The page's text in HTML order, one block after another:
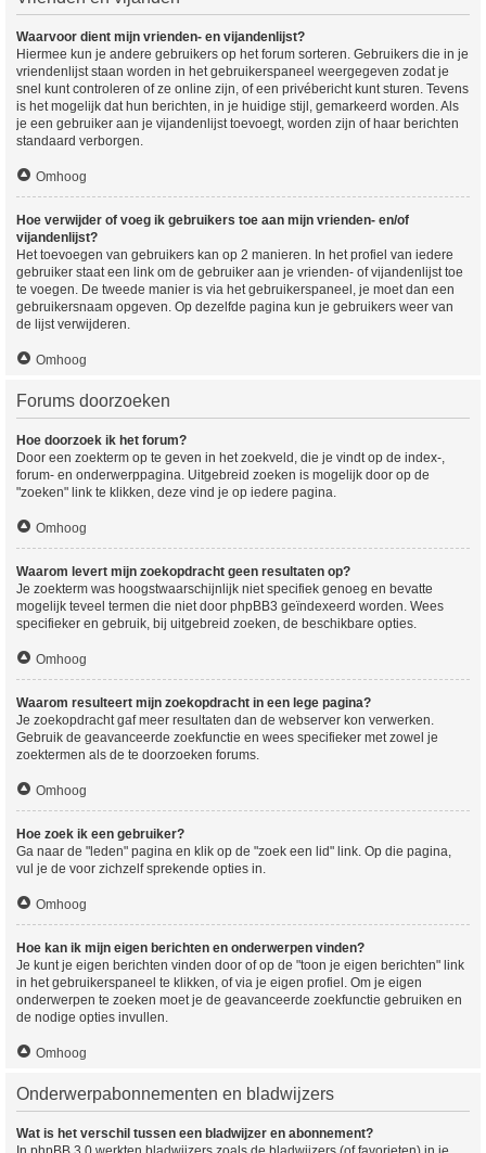
Waarvoor dient mijn vrienden- en vijandenlijst?
Hiermee kun je andere gebruikers op het forum sorteren. Gebruikers die in je
vriendenlijst staan worden in het gebruikerspaneel weergegeven zodat je
snel kunt controleren of ze online zijn, of een privébericht kunt sturen. Tevens
is het mogelijk dat hun berichten, in je huidige stijl, gemarkeerd worden. Als
je een gebruiker aan je vijandenlijst toevoegt, worden zijn of haar berichten
standaard verborgen.
Omhoog
Hoe verwijder of voeg ik gebruikers toe aan mijn vrienden- en/of
vijandenlijst?
Het toevoegen van gebruikers kan op 2 manieren. In het profiel van iedere
gebruiker staat een link om de gebruiker aan je vrienden- of vijandenlijst toe
te voegen. De tweede manier is via het gebruikerspaneel, je moet dan een
gebruikersnaam opgeven. Op dezelfde pagina kun je gebruikers weer van
de lijst verwijderen.
Omhoog
Forums doorzoeken
Hoe doorzoek ik het forum?
Door een zoekterm op te geven in het zoekveld, die je vindt op de index-,
forum- en onderwerppagina. Uitgebreid zoeken is mogelijk door op de
"zoeken" link te klikken, deze vind je op iedere pagina.
Omhoog
Waarom levert mijn zoekopdracht geen resultaten op?
Je zoekterm was hoogstwaarschijnlijk niet specifiek genoeg en bevatte
mogelijk teveel termen die niet door phpBB3 geïndexeerd worden. Wees
specifieker en gebruik, bij uitgebreid zoeken, de beschikbare opties.
Omhoog
Waarom resulteert mijn zoekopdracht in een lege pagina?
Je zoekopdracht gaf meer resultaten dan de webserver kon verwerken.
Gebruik de geavanceerde zoekfunctie en wees specifieker met zowel je
zoektermen als de te doorzoeken forums.
Omhoog
Hoe zoek ik een gebruiker?
Ga naar de "leden" pagina en klik op de "zoek een lid" link. Op die pagina,
vul je de voor zichzelf sprekende opties in.
Omhoog
Hoe kan ik mijn eigen berichten en onderwerpen vinden?
Je kunt je eigen berichten vinden door of op de "toon je eigen berichten" link
in het gebruikerspaneel te klikken, of via je eigen profiel. Om je eigen
onderwerpen te zoeken moet je de geavanceerde zoekfunctie gebruiken en
de nodige opties invullen.
Omhoog
Onderwerpabonnementen en bladwijzers
Wat is het verschil tussen een bladwijzer en abonnement?